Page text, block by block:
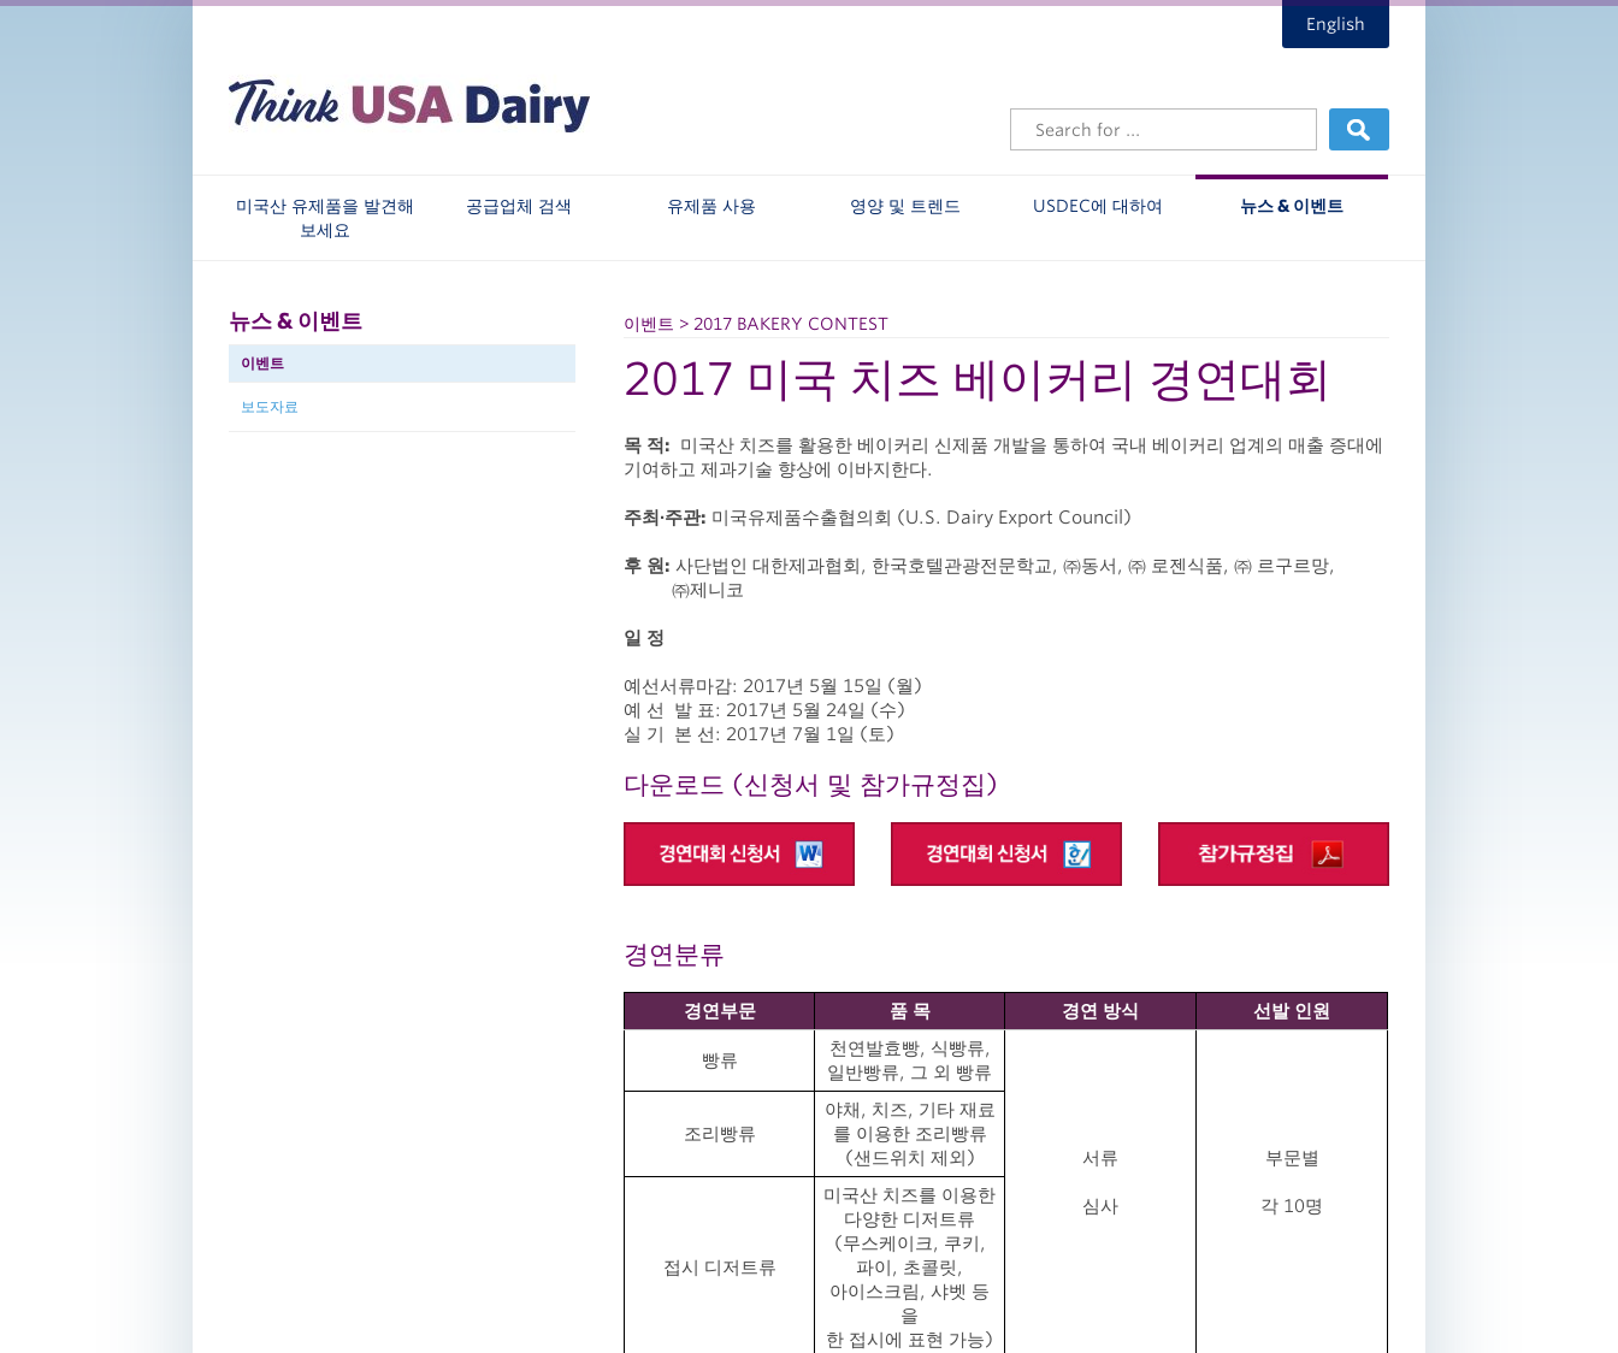
English
미국산 유제품을 발견해
보세요
공급업체 검색 유제품 사용 영양 및 트렌드 USDEC에 대하여 뉴스 & 이벤트
뉴스 & 이벤트
이벤트
보도자료
이벤트 > 2017 BAKERY CONTEST
2017 미국 치즈 베이커리 경연대회
목 적: 미국산 치즈를 활용한 베이커리 신제품 개발을 통하여 국내 베이커리 업계의 매출 증대에
기여하고 제과기술 향상에 이바지한다.
주최∙주관: 미국유제품수출협의회 (U.S. Dairy Export Council)
후 원:사단법인 대한제과협회, 한국호텔관광전문학교, ㈜동서, ㈜ 로젠식품, ㈜ 르구르망,
㈜제니코
일 정
예선서류마감: 2017년 5월 15일 (월)
예 선 발 표: 2017년 5월 24일 (수)
실 기 본 선: 2017년 7월 1일 (토)
다운로드 (신청서 및 참가규정집)
경연분류
경연부문 품 목 경연 방식 선발 인원
빵류
천연발효빵, 식빵류,
일반빵류, 그 외 빵류
서류
심사
부문별
각 10명
조리빵류
야채, 치즈, 기타 재료
를 이용한 조리빵류
(샌드위치 제외)
접시 디저트류
미국산 치즈를 이용한
다양한 디저트류
(무스케이크, 쿠키,
파이, 초콜릿,
아이스크림, 샤벳 등
을
한 접시에 표현 가능)